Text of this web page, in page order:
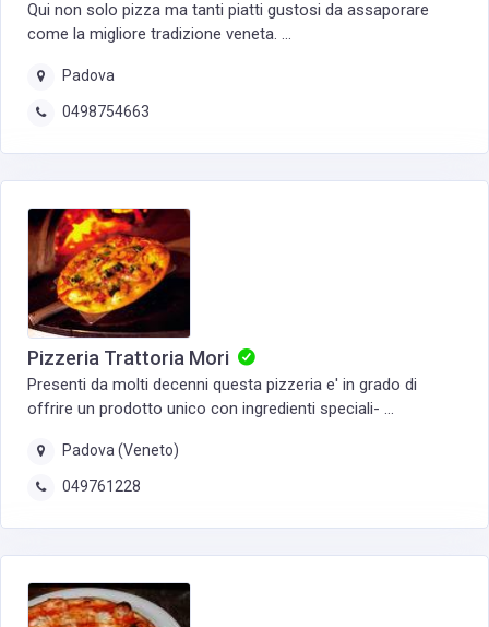
Qui non solo pizza ma tanti piatti gustosi da assaporare
come la migliore tradizione veneta. ...
Padova
0498754663‎
Pizzeria Trattoria Mori
Presenti da molti decenni questa pizzeria e' in grado di
offrire un prodotto unico con ingredienti speciali- ...
Padova (Veneto)
049761228‎